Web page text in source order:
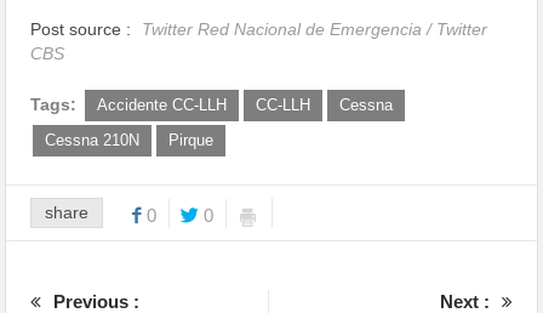
Post source :
Twitter Red Nacional de Emergencia / Twitter
CBS
Tags: Accidente CC-LLH CC-LLH
Cessna
Cessna 210N
Pirque
share 0 0
Previous :
Next :